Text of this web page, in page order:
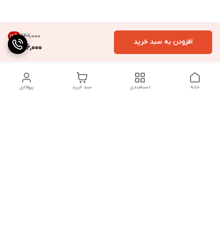
۹۴۹٬۰۰۰ 12%
826,000
افزودن به سبد خرید
پروفایل سبد خرید دسته‌بندی خانه